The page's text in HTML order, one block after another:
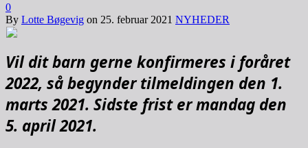
0
By Lotte Bøgevig on 25. februar 2021 NYHEDER
Vil dit barn gerne konfirmeres i foråret
2022, så begynder tilmeldingen den 1.
marts 2021. Sidste frist er mandag den
5. april 2021.